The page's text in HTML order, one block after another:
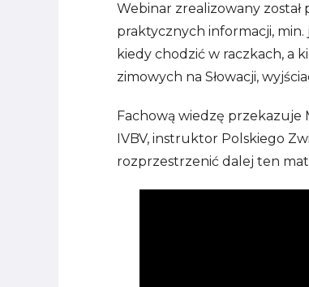
Webinar zrealizowany został
praktycznych informacji,
kiedy chodzić w raczkach, a
zimowych na Słowacji,
Fachową wiedzę przekazuje
IVBV, instruktor Polskiego
rozprzestrzenić dalej ten